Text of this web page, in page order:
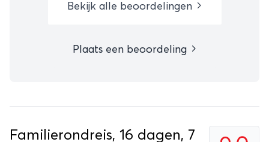
Bekijk alle beoordelingen
Plaats een beoordeling
Familierondreis, 16 dagen, 7